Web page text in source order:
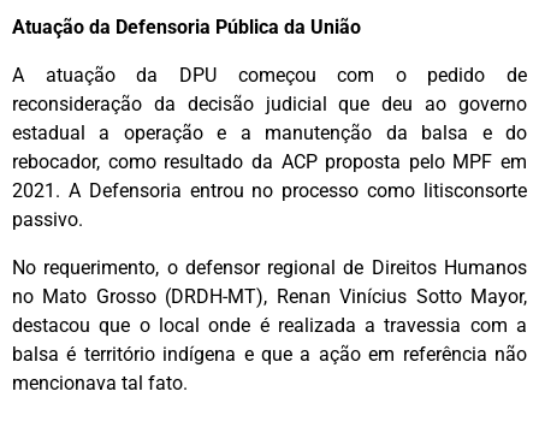
Atuação da Defensoria Pública da União
A atuação da DPU começou com o pedido de
reconsideração da decisão judicial que deu ao governo
estadual a operação e a manutenção da balsa e do
rebocador, como resultado da ACP proposta pelo MPF em
2021. A Defensoria entrou no processo como litisconsorte
passivo.
No requerimento, o defensor regional de Direitos Humanos
no Mato Grosso (DRDH-MT), Renan Vinícius Sotto Mayor,
destacou que o local onde é realizada a travessia com a
balsa é território indígena e que a ação em referência não
mencionava tal fato.